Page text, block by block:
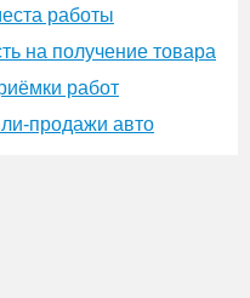
работы
на получение товара
работ
продажи авто